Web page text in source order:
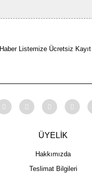
Haber Listemize Ücretsiz
ÜYELİK
Hakkımızda
Teslimat Bilgileri